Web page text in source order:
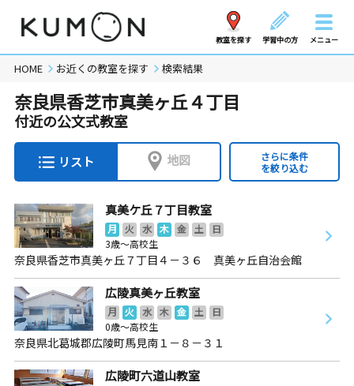
教室を探す 学習中の方 メニュー
HOME お近くの教室を探す 検索結果
奈良県香芝市真美ヶ丘４丁目
付近の公文式教室
リスト 地図
さらに条件
を絞り込む
真美ケ丘７丁目教室
月 火 水 木 金 土
日
3歳～高校生
奈良県香芝市真美ヶ丘７丁目４－３６ 真美ヶ丘自治会館
広陵真美ヶ丘教室
月 火 水 木 金 土
日
0歳～高校生
奈良県北葛城郡広陵町馬見南１－８－３１
広陵町六道山教室